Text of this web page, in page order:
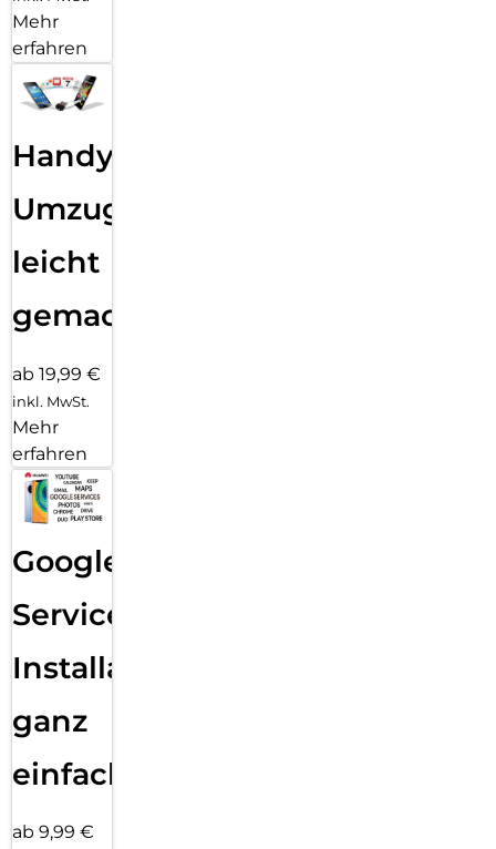
Mehr
erfahren
Handy
Umzug
leicht
gemacht!
ab 19,99 €
inkl. MwSt.
Mehr
erfahren
Google
Services
Installation
ganz
einfach
ab 9,99 €